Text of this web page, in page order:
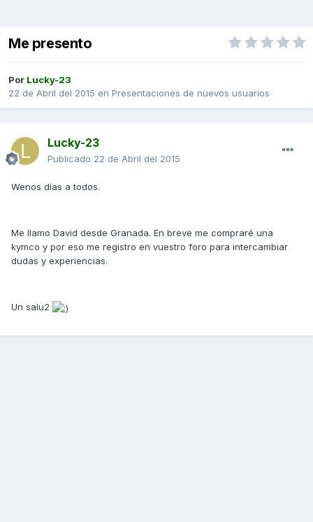
Me presento
Por Lucky-23
22 de Abril del 2015 en Presentaciones de nuevos usuarios
Lucky-23
Publicado 22 de Abril del 2015
Wenos días a todos.
Me llamo David desde Granada. En breve me compraré una
kymco y por eso me registro en vuestro foro para intercambiar
dudas y experiencias.
Un salu2